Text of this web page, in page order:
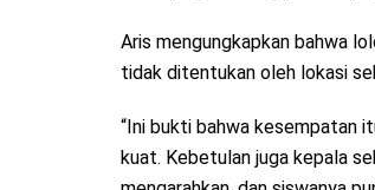
Aris mengungkapkan bahwa
tidak ditentukan oleh lokasi
“Ini bukti bahwa kesempatan
kuat. Kebetulan juga kepala